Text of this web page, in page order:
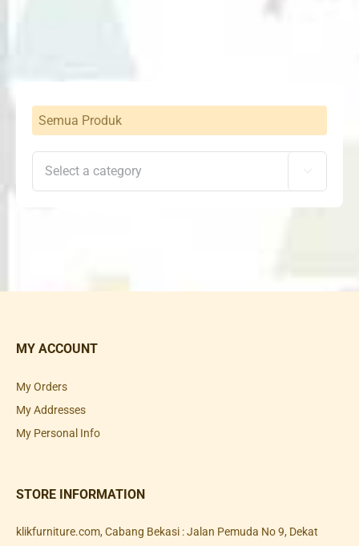
Semua Produk

MY ACCOUNT
My Orders
My Addresses
My Personal Info
STORE INFORMATION
klikfurniture.com, Cabang Bekasi : Jalan Pemuda No 9, Dekat